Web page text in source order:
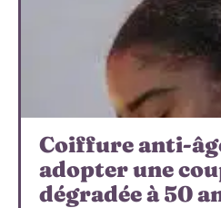
Coiffure anti-
adopter une
dégradée à 50